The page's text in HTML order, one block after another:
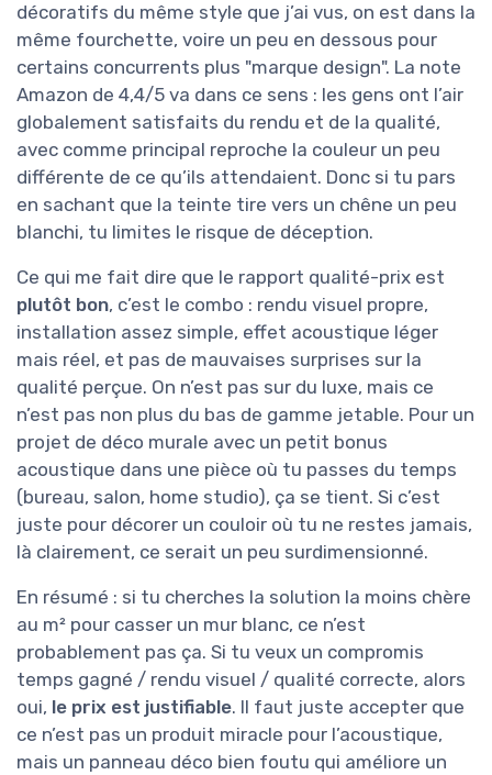
décoratifs du même style que j’ai vus, on est dans la
même fourchette, voire un peu en dessous pour
certains concurrents plus "marque design". La note
Amazon de 4,4/5 va dans ce sens : les gens ont l’air
globalement satisfaits du rendu et de la qualité,
avec comme principal reproche la couleur un peu
différente de ce qu’ils attendaient. Donc si tu pars
en sachant que la teinte tire vers un chêne un peu
blanchi, tu limites le risque de déception.
Ce qui me fait dire que le rapport qualité-prix est
plutôt bon, c’est le combo : rendu visuel propre,
installation assez simple, effet acoustique léger
mais réel, et pas de mauvaises surprises sur la
qualité perçue. On n’est pas sur du luxe, mais ce
n’est pas non plus du bas de gamme jetable. Pour un
projet de déco murale avec un petit bonus
acoustique dans une pièce où tu passes du temps
(bureau, salon, home studio), ça se tient. Si c’est
juste pour décorer un couloir où tu ne restes jamais,
là clairement, ce serait un peu surdimensionné.
En résumé : si tu cherches la solution la moins chère
au m² pour casser un mur blanc, ce n’est
probablement pas ça. Si tu veux un compromis
temps gagné / rendu visuel / qualité correcte, alors
oui, le prix est justifiable. Il faut juste accepter que
ce n’est pas un produit miracle pour l’acoustique,
mais un panneau déco bien foutu qui améliore un